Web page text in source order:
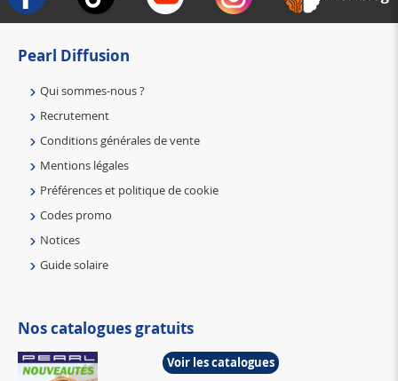
Pearl Diffusion
Qui sommes-nous ?
Recrutement
Conditions générales de vente
Mentions légales
Préférences et politique de cookie
Codes promo
Notices
Guide solaire
Nos catalogues gratuits
Voir les catalogues